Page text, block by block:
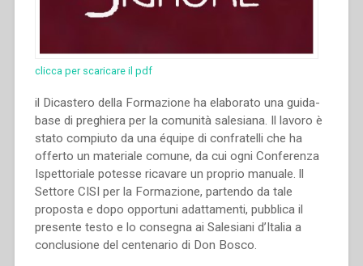
clicca per scaricare il pdf
il Dicastero della Formazione ha elaborato una guida-
base di preghiera per la comunità salesiana. Il lavoro è
stato compiuto da una équipe di confratelli che ha
offerto un materiale comune, da cui ogni Conferenza
Ispettoriale potesse ricavare un proprio manuale. ll
Settore CISI per la Formazione, partendo da tale
proposta e dopo opportuni adattamenti, pubblica il
presente testo e lo consegna ai Salesiani d’Italia a
conclusione del centenario di Don Bosco.